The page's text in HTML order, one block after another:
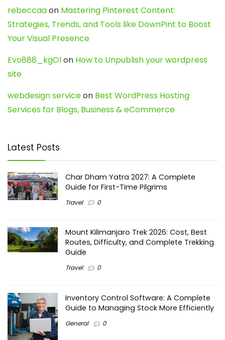
rebeccaaon Mastering Pinterest Content:
Strategies, Trends, and Tools like DownPint to Boost
Your Visual Presence
Evo888_kgOlon How to Unpublish your wordpress
site
webdesign serviceon Best WordPress Hosting
Services for Blogs, Business & eCommerce
Latest Posts
Char Dham Yatra 2027: A Complete
Guide for First-Time Pilgrims
Travel 0
Mount Kilimanjaro Trek 2026: Cost, Best
Routes, Difficulty, and Complete Trekking
Guide
Travel 0
Inventory Control Software: A Complete
Guide to Managing Stock More Efficiently
General 0